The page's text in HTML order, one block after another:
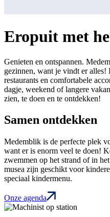
Eropuit met
Genieten en ontspannen.
gezinnen, want je vindt er
restaurants en comfortabele
dagje, weekend of langere
zien, te doen en te ontdekken!
Samen ontdekken
Medemblik is de perfecte plek
want er is enorm veel te doen!
zwemmen op het strand of in
musea zijn geschikt voor
speciaal kindermenu.
Onze agenda